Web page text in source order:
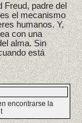
Freud, padre del
el mecanismo
humanos. Y,
con una
alma. Sin
está
encontrarse la